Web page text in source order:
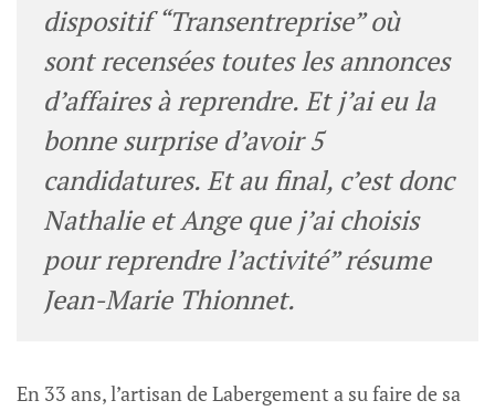
dispositif “Transentreprise” où
sont recensées toutes les annonces
d’affaires à reprendre. Et j’ai eu la
bonne surprise d’avoir 5
candidatures. Et au final, c’est donc
Nathalie et Ange que j’ai choisis
pour reprendre l’activité” résume
Jean-Marie Thionnet.
En 33 ans, l’artisan de Labergement a su faire de sa